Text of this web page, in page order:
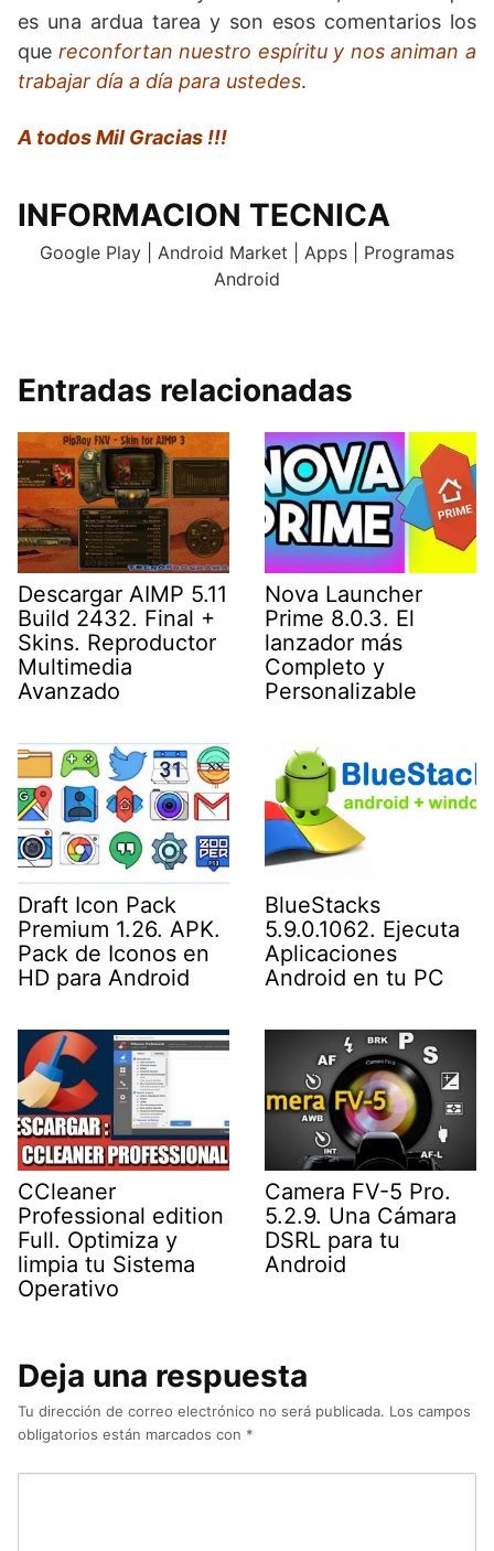
es una ardua tarea y son esos comentarios los
que reconfortan nuestro espíritu y nos animan a
trabajar día a día para ustedes.
A todos Mil Gracias !!!
INFORMACION TECNICA
Google Play | Android Market | Apps | Programas
Android
Entradas relacionadas
Descargar AIMP 5.11
Build 2432. Final +
Skins. Reproductor
Multimedia
Avanzado
Nova Launcher
Prime 8.0.3. El
lanzador más
Completo y
Personalizable
Draft Icon Pack
Premium 1.26. APK.
Pack de Iconos en
HD para Android
BlueStacks
5.9.0.1062. Ejecuta
Aplicaciones
Android en tu PC
CCleaner
Professional edition
Full. Optimiza y
limpia tu Sistema
Operativo
Camera FV-5 Pro.
5.2.9. Una Cámara
DSRL para tu
Android
Deja una respuesta
Tu dirección de correo electrónico no será publicada. Los campos
obligatorios están marcados con *